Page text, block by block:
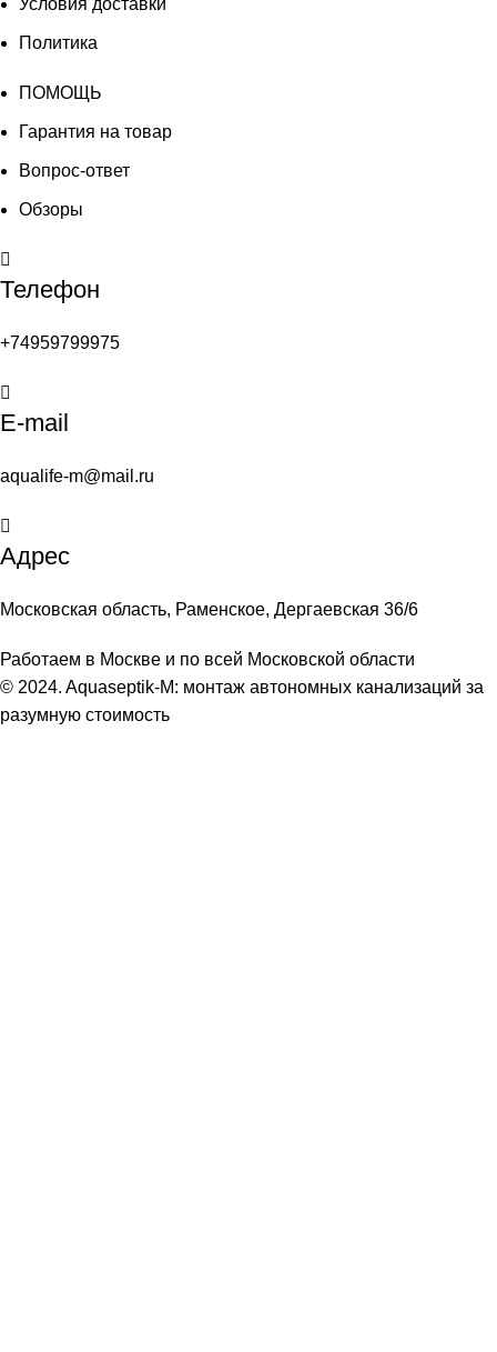
Политика
ПОМОЩЬ
Гарантия на товар
Вопрос-ответ
Обзоры
Телефон
+74959799975
E-mail
aqualife-m@mail.ru
Адрес
Московская область, Раменское, Дергаевская 36/6
Работаем в Москве и по всей Московской области
© 2024. Aquaseptik-M: монтаж автономных канализаций за
разумную стоимость